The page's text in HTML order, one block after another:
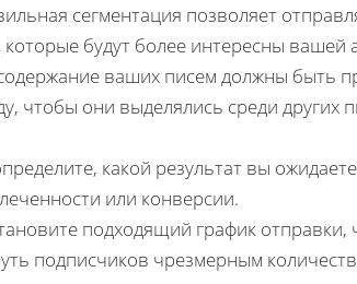
сегментация позволяет
будут более интересны вашей
ваших писем должны быть
чтобы они выделялись среди других
какой результат вы
или конверсии.
подходящий график отправки,
подписчиков чрезмерным